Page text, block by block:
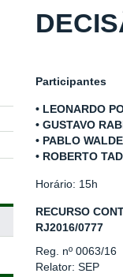
Participantes
• LEONARDO
• GUSTAVO
• PABLO
• ROBERTO
Horário: 15h
RECURSO
RJ2016/0777
Reg. nº 0063/16
Relator: SEP